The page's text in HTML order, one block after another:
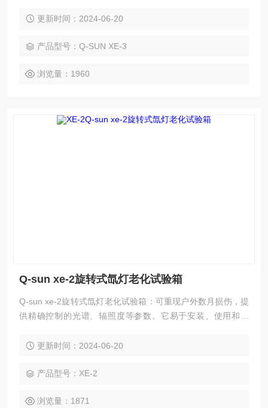
用和维护，可连续工作，提供准确、可重复的测试结果。低购
试准确性和一致性。
更新时间：2024-06-20
产品型号：Q-SUN XE-3
浏览量：1960
Q-sun xe-2旋转式氙灯老化试验箱
Q-sun xe-2旋转式氙灯老化试验箱：可重现户外数月损伤，提
供精确控制的光谱、辐照度等参数。它易于安装、使用和维
片、温度监测与控制等功能。可校准确保准确性，配备多种试
更新时间：2024-06-20
产品型号：XE-2
浏览量：1871